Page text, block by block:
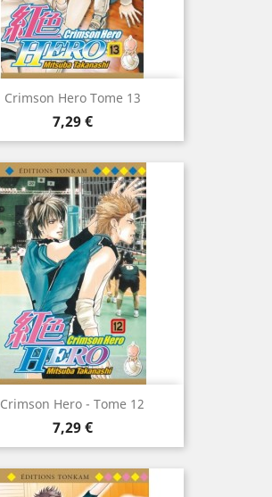
Crimson Hero Tome 13
Prix
7,29 €
Crimson Hero - Tome 12
Prix
7,29 €